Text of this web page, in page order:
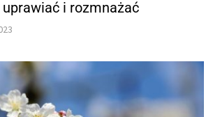
i rozmnażać